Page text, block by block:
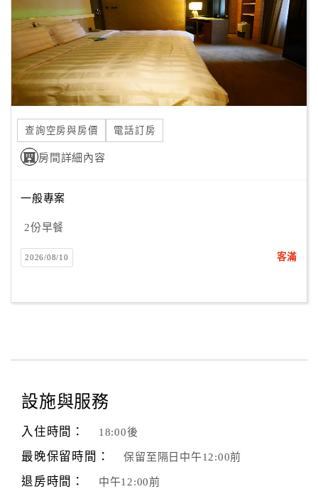
伴
計
劃
品
宣
傳
查詢空房與房價 電話訂房
房間詳細內容
一般專案
2份早餐
2026/08/10 客滿
設施與服務
入住時間： 18:00後
最晚保留時間： 保留至隔日中午12:00前
退房時間： 中午12:00前